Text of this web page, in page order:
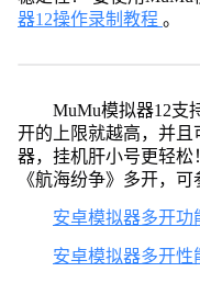
器12操作录制教程 。
MuMu模拟器12支
开的上限就越高，并
器，挂机肝小号更轻
《航海纷争》多开，可
安卓模拟器多开功
安卓模拟器多开性